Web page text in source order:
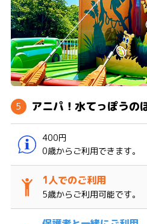
アニパ！水てっぽうの
400円
0歳からご利用できます。
5歳からご利用可能です。